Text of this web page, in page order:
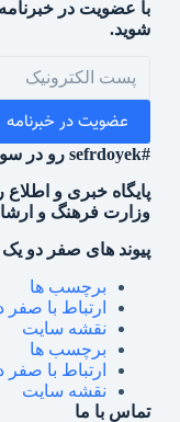
با عضویت در خبرنامه
شوید.
عضویت در خبرنامه
#sefrdoyek رو در سوشیال مدیا فراموش نکنید!
پایگاه خبری و
وزارت فرهنگ و
پیوند های صفر دو یک
برچسب ها
ارتباط با صفر دو
نقشه سایت
برچسب ها
ارتباط با صفر دو
نقشه سایت
تماس با ما